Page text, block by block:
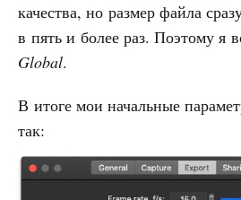
качества, но размер файла
в пять и более раз. Поэтому я
Global.
В итоге мои начальные
так: